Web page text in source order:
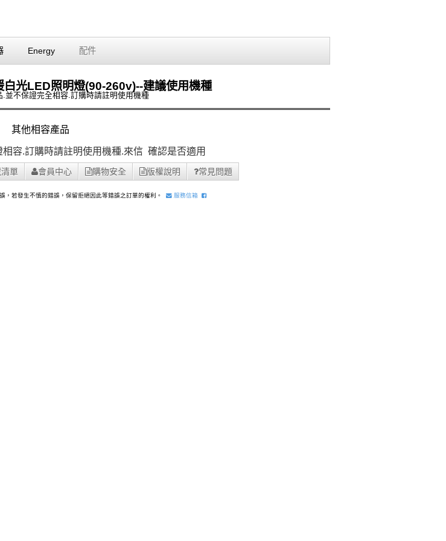
Energy 配件
光LED照明燈(90-260v)--建議使用機種
.並不保證完全相容.訂購時請註明使用機種
其他相容產品
容.訂購時請註明使用機種.來信 確認是否適用
單 會員中心 購物安全 版權說明 常見問題
，若發生不慎的錯誤，保留拒絕因此等錯誤之訂單的權利。 服務信箱